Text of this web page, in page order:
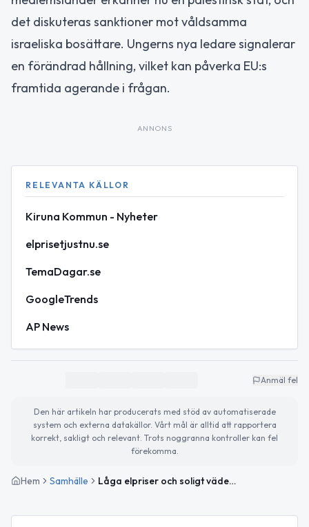
det diskuteras sanktioner mot våldsamma
israeliska bosättare. Ungerns nya ledare signalerar
en förändrad hållning, vilket kan påverka EU:s
framtida agerande i frågan.
ANNONS
RELEVANTA KÄLLOR
Kiruna Kommun - Nyheter
elprisetjustnu.se
TemaDagar.se
GoogleTrends
AP News
Anmäl fel
Den här artikeln har producerats med stöd av automatiserade
system och externa datakällor. Vårt mål är alltid att rapportera
korrekt, sakligt och relevant. Trots noggranna kontroller kan fel
förekomma.
Hem Samhälle Låga elpriser och soligt väder – så ser dagen ut